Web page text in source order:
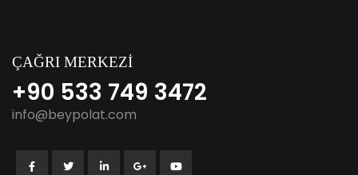
ÇAĞRI MERKEZİ
+90 533 749 3472
info@beypolat.com